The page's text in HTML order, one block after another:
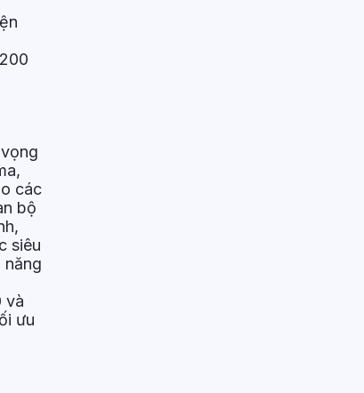
các
bộ
siêu
và
ưu